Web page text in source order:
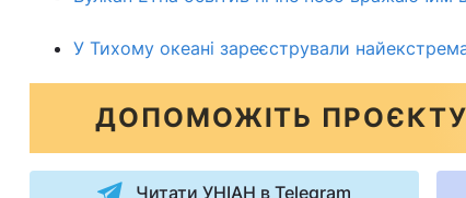
У Тихому океані зареєстрували
ДОПОМОЖІТЬ ПРОЄКТУ
Читати УНІАН в Telegram